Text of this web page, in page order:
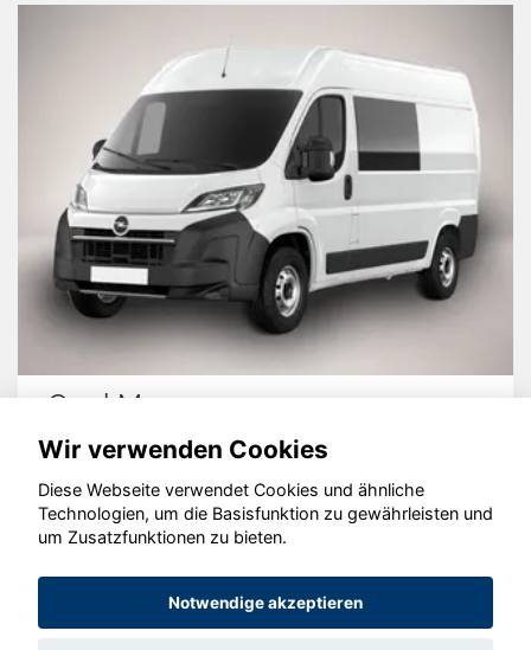
Opel Movano
© konjunkturmotor.de GmbH 2020 - 2026
Wir verwenden Cookies
Diese Webseite verwendet Cookies und ähnliche
Technologien, um die Basisfunktion zu gewährleisten und
um Zusatzfunktionen zu bieten.
Notwendige akzeptieren